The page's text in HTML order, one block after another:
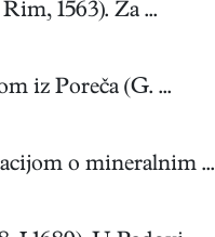
1563). Za ...
iz Poreča (G. ...
o mineralnim ...